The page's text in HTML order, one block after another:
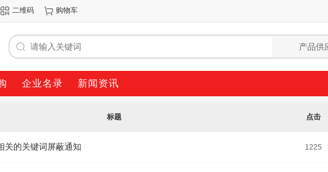
二维码 购物车
企业名录 新闻资讯
标题 点击
关的关键词屏蔽通知 1225